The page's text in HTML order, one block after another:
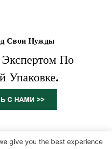
Свои Нужды
По
Упаковке.
С НАМИ >>
give you the best experience